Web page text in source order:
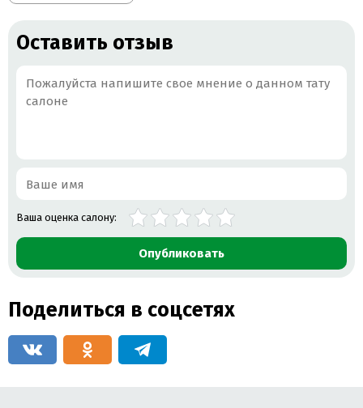
Оставить отзыв
Ваша оценка салону:
Опубликовать
Поделиться в соцсетях